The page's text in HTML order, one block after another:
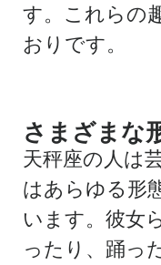
す。これらの
おりです。
さまざまな
天秤座の人は
はあらゆる形
います。彼女
ったり、踊っ